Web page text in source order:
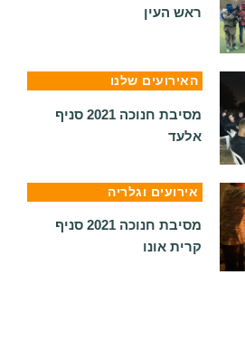
ראש העין
האירועים שלנו
מסיבת חנוכה 2021 סניף
אלעד
אירועים וגלריה
מסיבת חנוכה 2021 סניף
קרית אונו